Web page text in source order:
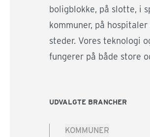
boligblokke, på slotte, i
kommuner, på
steder. Vores teknologi
fungerer på både store
UDVALGTE BRANCHER
KOMMUNER